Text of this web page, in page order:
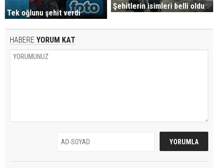
Tek oğlunu şehit verdi
Şehitlerin isimleri belli oldu
HABERE YORUM KAT